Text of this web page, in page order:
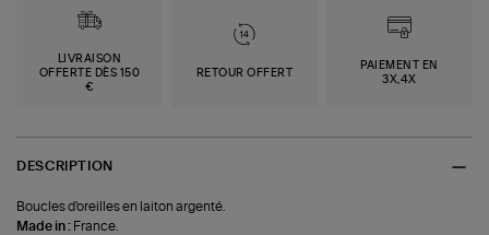
LIVRAISON
OFFERTE DÈS 150
€
RETOUR OFFERT
PAIEMENT EN
3X,4X
DESCRIPTION
Boucles d'oreilles en laiton argenté.
Made in : France.